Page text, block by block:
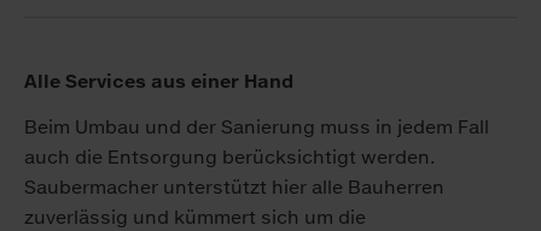
Alle Services aus einer Hand
Beim Umbau und der Sanierung muss in jedem Fall
auch die Entsorgung berücksichtigt werden.
Saubermacher unterstützt hier alle Bauherren
zuverlässig und kümmert sich um die